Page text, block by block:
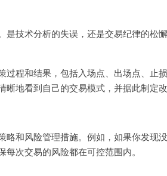
是技术分析的失误，还是交易纪律的松
程和结果，包括入场点、出场点、止
地看到自己的交易模式，并据此制定改
略和风险管理措施。例如，如果你发现
次交易的风险都在可控范围内。